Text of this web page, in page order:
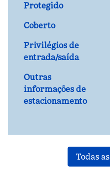
Protegido
Coberto
Privilégios de
entrada/saída
Outras
informações de
estacionamento
Todas